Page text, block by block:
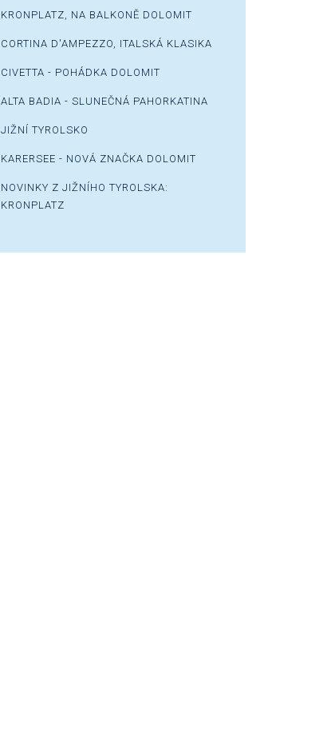
KRONPLATZ, NA BALKONĚ DOLOMIT
CORTINA D'AMPEZZO, ITALSKÁ KLASIKA
CIVETTA - POHÁDKA DOLOMIT
ALTA BADIA - SLUNEČNÁ PAHORKATINA
JIŽNÍ TYROLSKO
KARERSEE - NOVÁ ZNAČKA DOLOMIT
NOVINKY Z JIŽNÍHO TYROLSKA:
KRONPLATZ